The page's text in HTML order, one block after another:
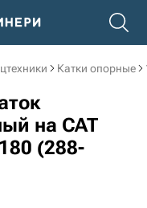
Катки опорные
на CAT
(288-